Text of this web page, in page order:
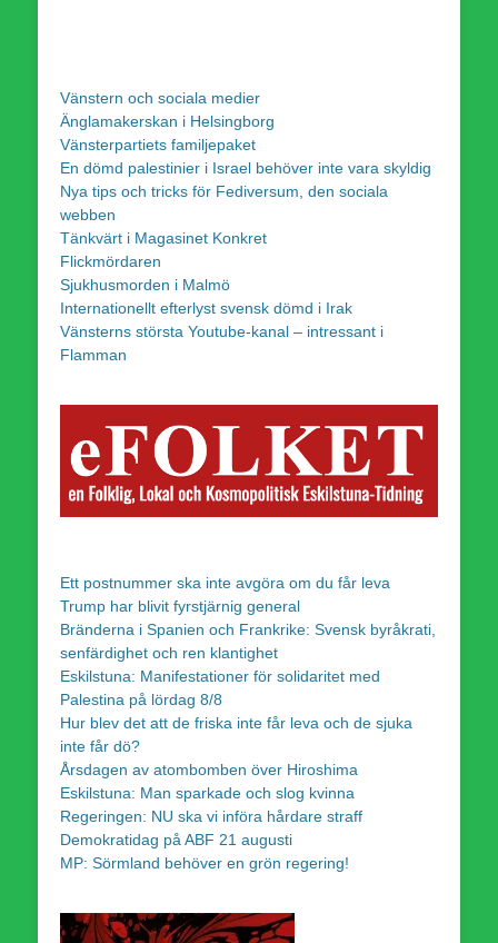
Vänstern och sociala medier
Änglamakerskan i Helsingborg
Vänsterpartiets familjepaket
En dömd palestinier i Israel behöver inte vara skyldig
Nya tips och tricks för Fediversum, den sociala
webben
Tänkvärt i Magasinet Konkret
Flickmördaren
Sjukhusmorden i Malmö
Internationellt efterlyst svensk dömd i Irak
Vänsterns största Youtube-kanal – intressant i
Flamman
Ett postnummer ska inte avgöra om du får leva
Trump har blivit fyrstjärnig general
Bränderna i Spanien och Frankrike: Svensk byråkrati,
senfärdighet och ren klantighet
Eskilstuna: Manifestationer för solidaritet med
Palestina på lördag 8/8
Hur blev det att de friska inte får leva och de sjuka
inte får dö?
Årsdagen av atombomben över Hiroshima
Eskilstuna: Man sparkade och slog kvinna
Regeringen: NU ska vi införa hårdare straff
Demokratidag på ABF 21 augusti
MP: Sörmland behöver en grön regering!